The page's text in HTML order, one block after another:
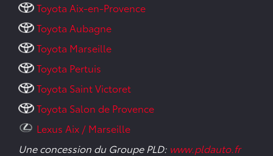
Toyota Aix-en-Provence
Toyota Aubagne
Toyota Marseille
Toyota Pertuis
Toyota Saint Victoret
Toyota Salon de Provence
Lexus Aix / Marseille
Une concession du Groupe PLD: www.pldauto.fr